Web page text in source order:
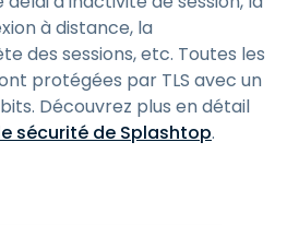
à distance, la
des sessions, etc. Toutes les
protégées par TLS avec un
Découvrez plus en détail
sécurité de Splashtop.